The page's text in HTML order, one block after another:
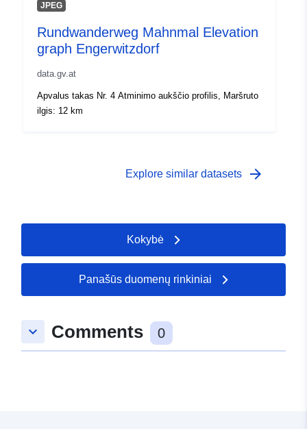
JPEG
Rundwanderweg Mahnmal Elevation
graph Engerwitzdorf
data.gv.at
Apvalus takas Nr. 4 Atminimo aukščio profilis, Maršruto
ilgis: 12 km
Explore similar datasets arrow_forward
Kokybė
Panašūs duomenų rinkiniai
keyboard_arrow_down Comments 0